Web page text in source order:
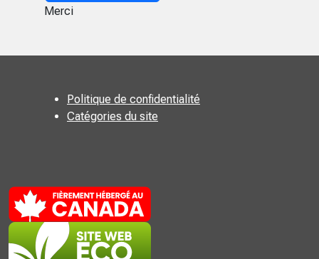
Merci
Politique de confidentialité
Catégories du site